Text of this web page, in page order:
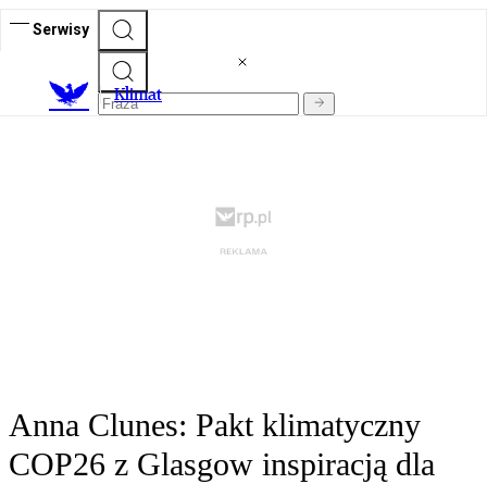
Serwisy
Klimat
Anna Clunes: Pakt klimatyczny
COP26 z Glasgow inspiracją dla